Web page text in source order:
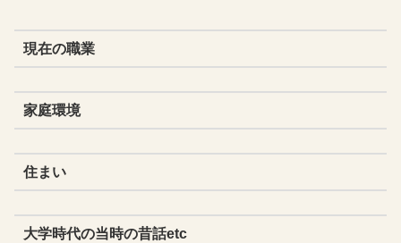
現在の職業
家庭環境
住まい
大学時代の当時の昔話etc